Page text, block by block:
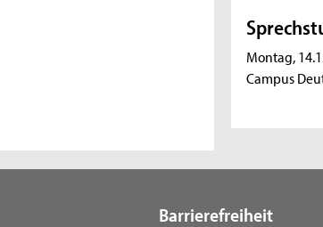
Montag,
Campus
Barrierefreiheit